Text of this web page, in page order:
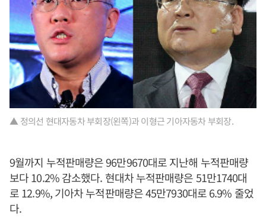
▲ 정의선 현대자동차 부회장(왼쪽)과 이형근 기아자동차 부회장.
9월까지 누적판매량은 96만9670대로 지난해 누적판매량
보다 10.2% 감소했다. 현대차 누적판매량은 51만1740대
로 12.9%, 기아차 누적판매량은 45만7930대로 6.9% 줄었
다.